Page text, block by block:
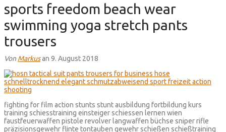
sports freedom beach wear
swimming yoga stretch pants
trousers
VonMarkusan 9. August 2018
fighting for film action stunts stunt ausbildung fortbildung kurs
training schiesstraining einsteiger schiessen lernen wien
faustfeuerwaffen pistole revolver langwaffen büchse sniper rifle
präzisionsgewehr flinte tontauben gewehr schießen schießtraining